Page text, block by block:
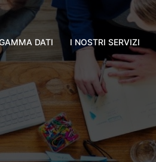
DATI I NOSTRI SERVIZI